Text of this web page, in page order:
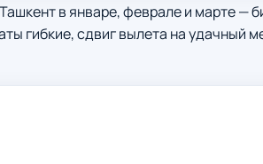
в январе, феврале и марте —
гибкие, сдвиг вылета на удачный